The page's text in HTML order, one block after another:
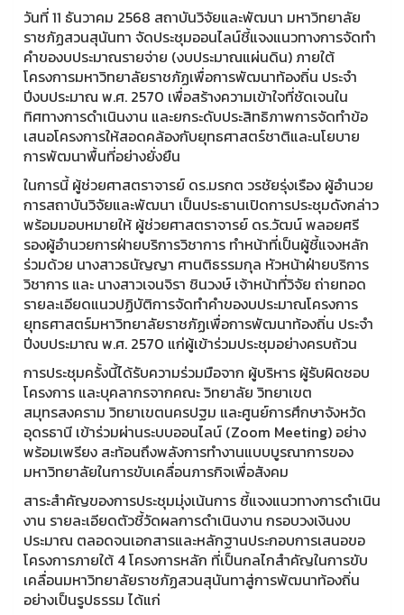
วันที่ 11 ธันวาคม 2568 สถาบันวิจัยและพัฒนา มหาวิทยาลัย
ราชภัฏสวนสุนันทา จัดประชุมออนไลน์ชี้แจงแนวทางการจัดทำ
คำของบประมาณรายจ่าย (งบประมาณแผ่นดิน) ภายใต้
โครงการมหาวิทยาลัยราชภัฏเพื่อการพัฒนาท้องถิ่น ประจำ
ปีงบประมาณ พ.ศ. 2570 เพื่อสร้างความเข้าใจที่ชัดเจนใน
ทิศทางการดำเนินงาน และยกระดับประสิทธิภาพการจัดทำข้อ
เสนอโครงการให้สอดคล้องกับยุทธศาสตร์ชาติและนโยบาย
การพัฒนาพื้นที่อย่างยั่งยืน
ในการนี้ ผู้ช่วยศาสตราจารย์ ดร.มรกต วรชัยรุ่งเรือง ผู้อำนวย
การสถาบันวิจัยและพัฒนา เป็นประธานเปิดการประชุมดังกล่าว
พร้อมมอบหมายให้ ผู้ช่วยศาสตราจารย์ ดร.วัฒน์ พลอยศรี
รองผู้อำนวยการฝ่ายบริการวิชาการ ทำหน้าที่เป็นผู้ชี้แจงหลัก
ร่วมด้วย นางสาวธนัญญา ศานติธรรมกุล หัวหน้าฝ่ายบริการ
วิชาการ และ นางสาวเจนจิรา ชินวงษ์ เจ้าหน้าที่วิจัย ถ่ายทอด
รายละเอียดแนวปฏิบัติการจัดทำคำของบประมาณโครงการ
ยุทธศาสตร์มหาวิทยาลัยราชภัฏเพื่อการพัฒนาท้องถิ่น ประจำ
ปีงบประมาณ พ.ศ. 2570 แก่ผู้เข้าร่วมประชุมอย่างครบถ้วน
การประชุมครั้งนี้ได้รับความร่วมมือจาก ผู้บริหาร ผู้รับผิดชอบ
โครงการ และบุคลากรจากคณะ วิทยาลัย วิทยาเขต
สมุทรสงคราม วิทยาเขตนครปฐม และศูนย์การศึกษาจังหวัด
อุดรธานี เข้าร่วมผ่านระบบออนไลน์ (Zoom Meeting) อย่าง
พร้อมเพรียง สะท้อนถึงพลังการทำงานแบบบูรณาการของ
มหาวิทยาลัยในการขับเคลื่อนภารกิจเพื่อสังคม
สาระสำคัญของการประชุมมุ่งเน้นการ ชี้แจงแนวทางการดำเนิน
งาน รายละเอียดตัวชี้วัดผลการดำเนินงาน กรอบวงเงินงบ
ประมาณ ตลอดจนเอกสารและหลักฐานประกอบการเสนอขอ
โครงการภายใต้ 4 โครงการหลัก ที่เป็นกลไกสำคัญในการขับ
เคลื่อนมหาวิทยาลัยราชภัฏสวนสุนันทาสู่การพัฒนาท้องถิ่น
อย่างเป็นรูปธรรม ได้แก่